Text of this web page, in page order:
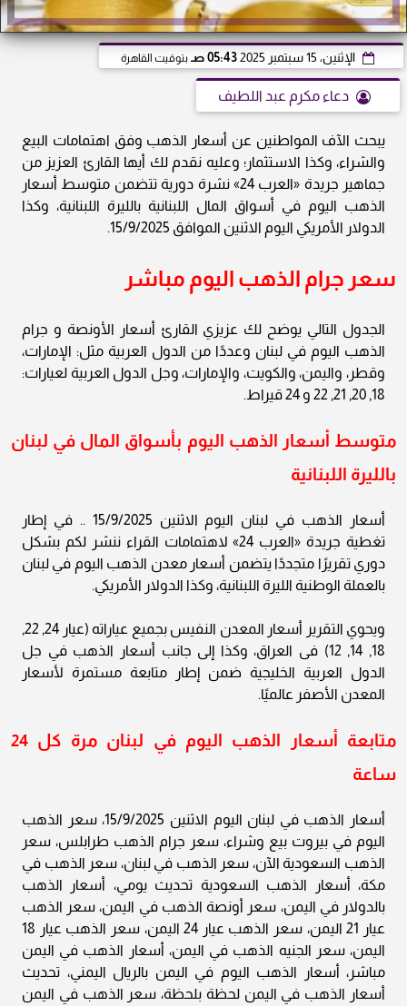
الإثنين، 15 سبتمبر 2025 05:43 صـ بتوقيت القاهرة
دعاء مكرم عبد اللطيف
يبحث الآف المواطنين عن أسعار الذهب وفق اهتمامات البيع
والشراء، وكذا الاستثمار؛ وعليه نقدم لك أيها القارئ العزيز من
جماهير جريدة «العرب 24» نشرة دورية تتضمن متوسط أسعار
الذهب اليوم في أسواق المال اللبنانية بالليرة اللبنانية، وكذا
الدولار الأمريكي اليوم الاثنين الموافق 15/9/2025.
سعر جرام الذهب اليوم مباشر
الجدول التالي يوضح لك عزيزي القارئ أسعار الأونصة و جرام
الذهب اليوم في لبنان وعددًا من الدول العربية مثل: الإمارات،
وقطر، واليمن، والكويت، والإمارات، وجل الدول العربية لعيارات:
18, 20, 21, 22 و 24 قيراط.
متوسط أسعار الذهب اليوم بأسواق المال في لبنان
بالليرة اللبنانية
أسعار الذهب في لبنان اليوم الاثنين 15/9/2025 .. في إطار
تغطية جريدة «العرب 24» لاهتمامات القراء ننشر لكم بشكل
دوري تقريرًا متجددًا يتضمن أسعار معدن الذهب اليوم في لبنان
بالعملة الوطنية الليرة اللبنانية، وكذا الدولار الأمريكي.
ويحوي التقرير أسعار المعدن النفيس بجميع عياراته (عيار 24, 22,
18, 14, 12) فى العراق، وكذا إلى جانب أسعار الذهب في جل
الدول العربية الخليجية ضمن إطار متابعة مستمرة لأسعار
المعدن الأصفر عالميًا.
متابعة أسعار الذهب اليوم في لبنان مرة كل 24
ساعة
أسعار الذهب في لبنان اليوم الاثنين 15/9/2025، سعر الذهب
اليوم في بيروت بيع وشراء، سعر جرام الذهب طرابلس، سعر
الذهب السعودية الآن، سعر الذهب في لبنان، سعر الذهب في
مكة، أسعار الذهب السعودية تحديث يومي، أسعار الذهب
بالدولار في اليمن، سعر أونصة الذهب في اليمن، سعر الذهب
عيار 21 اليمن، سعر الذهب عيار 24 اليمن، سعر الذهب عيار 18
اليمن، سعر الجنيه الذهب في اليمن، أسعار الذهب في اليمن
مباشر، أسعار الذهب اليوم في اليمن بالريال اليمني، تحديث
أسعار الذهب في اليمن لحظة بلحظة، سعر الذهب في اليمن